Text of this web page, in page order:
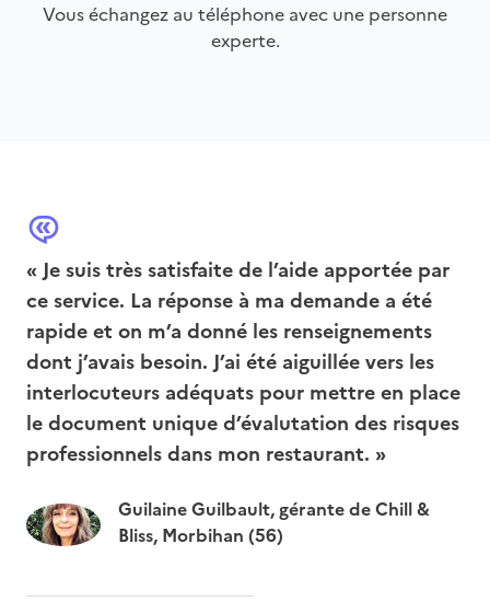
Vous échangez au téléphone avec une personne
experte.
« Je suis très satisfaite de l’aide apportée par
ce service. La réponse à ma demande a été
rapide et on m’a donné les renseignements
dont j’avais besoin. J’ai été aiguillée vers les
interlocuteurs adéquats pour mettre en place
le document unique d’évalutation des risques
professionnels dans mon restaurant. »
Guilaine Guilbault, gérante de Chill &
Bliss, Morbihan (56)